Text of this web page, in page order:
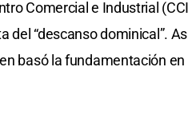
Comercial e Industrial
del “descanso dominical”.
basó la fundamentación